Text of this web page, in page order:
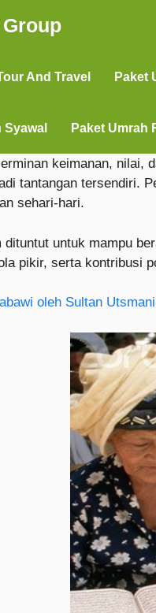
Group
And Travel Paket
Syawal Paket Umrah
keimanan, nilai,
tantangan tersendiri.
sehari-hari.
untuk mampu
pikir, serta kontribusi
oleh Sultan Utsmani